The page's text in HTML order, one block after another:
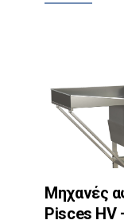
Μηχανές
Pisces HV